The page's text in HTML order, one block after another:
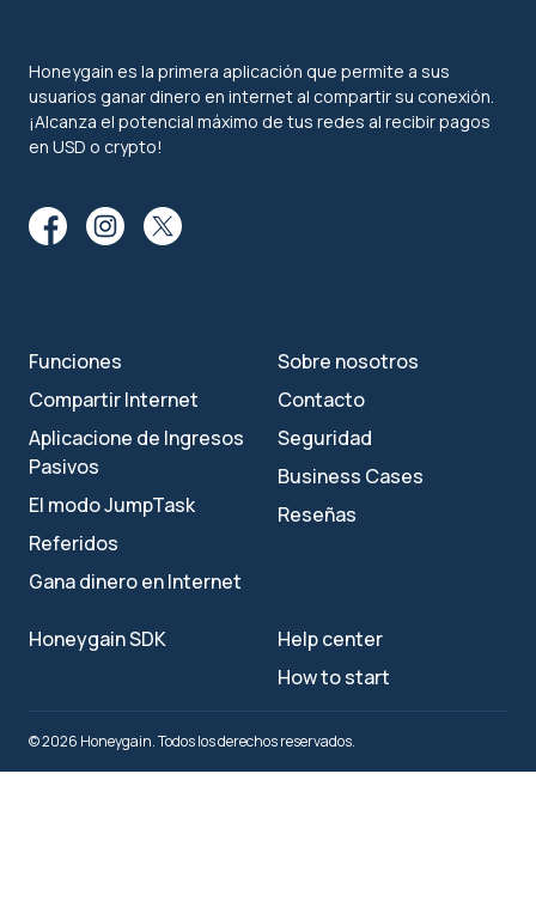
Honeygain es la primera aplicación que permite a sus
usuarios ganar dinero en internet al compartir su conexión.
¡Alcanza el potencial máximo de tus redes al recibir pagos
en USD o crypto!
Funciones
Compartir Internet
Aplicacione de Ingresos
Pasivos
El modo JumpTask
Referidos
Gana dinero en Internet
Sobre nosotros
Contacto
Seguridad
Business Cases
Reseñas
Honeygain SDK
Help center
How to start
© 2026 Honeygain. Todos los derechos reservados.